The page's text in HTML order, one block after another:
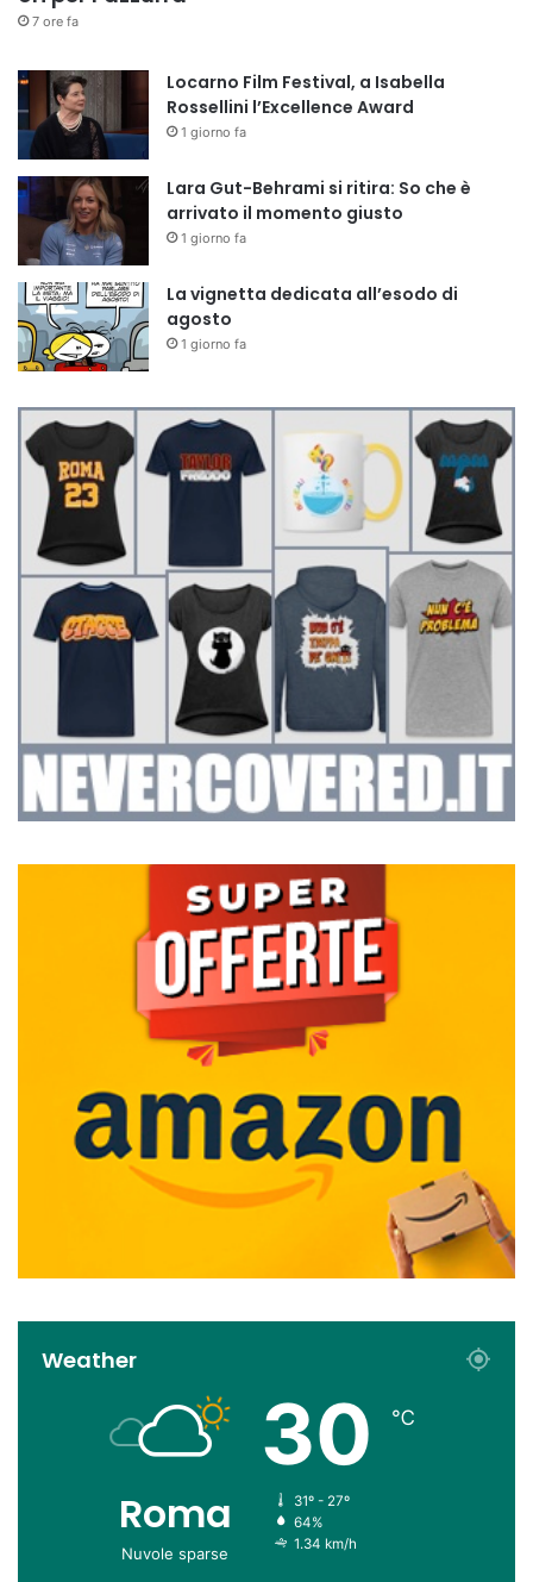
7 ore fa
Locarno Film Festival, a Isabella
Rossellini l’Excellence Award
1 giorno fa
Lara Gut-Behrami si ritira: So che è
arrivato il momento giusto
1 giorno fa
La vignetta dedicata all’esodo di
agosto
1 giorno fa
Weather
Roma
Nuvole sparse
30 ℃
31º - 27º
64%
1.34 km/h